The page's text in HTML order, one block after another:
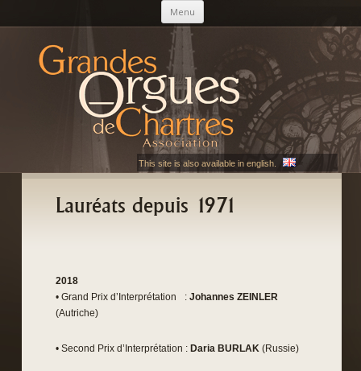
Menu Aller au contenu principal
AGOC
Les Grandes Orgues de Chartres
This site is also available in english.
Lauréats depuis 1971
2018
• Grand Prix d’Interprétation : Johannes ZEINLER
(Autriche)
• Second Prix d’Interprétation : Daria BURLAK (Russie)